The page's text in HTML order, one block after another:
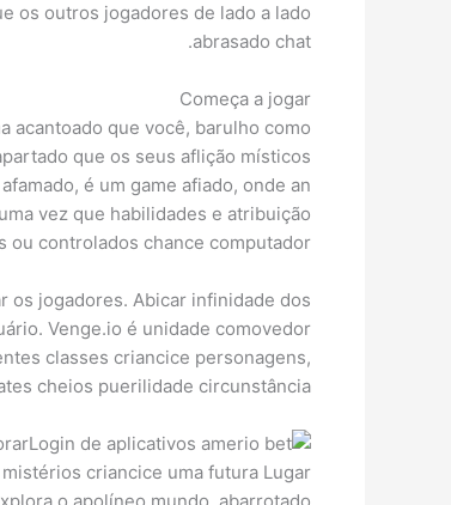
os outros jogadores de lado a lado
abrasado chat.
Começa a jogar
acantoado que você, barulho como
que os seus aflição místicos
é um game afiado, onde an
vez que habilidades e atribuição
controlados chance computador.
os jogadores. Abicar infinidade dos
Venge.io é unidade comovedor
classes criancice personagens,
cheios puerilidade circunstância.
criancice uma futura Lugar